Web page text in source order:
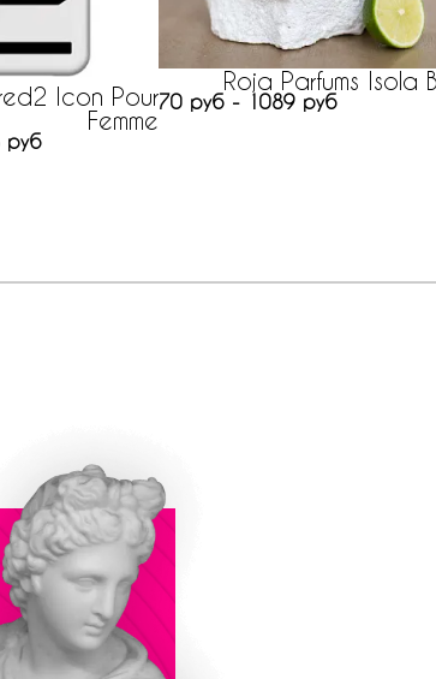
Icon Pour
Femme
руб
Roja Parfums Isola
70 руб - 1089 руб